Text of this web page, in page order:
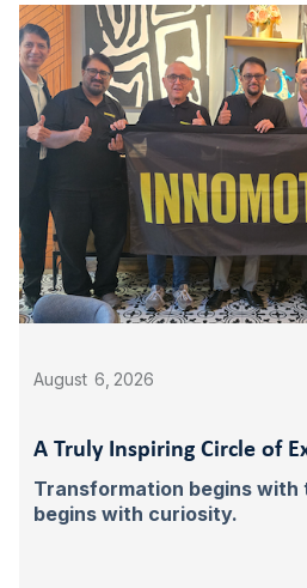
August 6 2026
A Truly Inspiring Circle of
Transformation begins with
begins with curiosity.